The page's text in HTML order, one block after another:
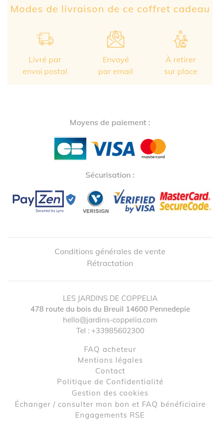
Modes de livraison de ce coffret cadeau
Livré par
envoi postal
Envoyé
par email
À retirer
sur place
Moyens de paiement :
Sécurisation :
Conditions générales de vente
Rétractation
LES JARDINS DE COPPELIA
478 route du bois du Breuil 14600 Pennedepie
hello@jardins-coppelia.com
Tel : +33985602300
FAQ acheteur
Mentions légales
contact
Politique de Confidentialité
Gestion des cookies
Échanger / consulter mon bon et FAQ bénéficiaire
Engagements RSE